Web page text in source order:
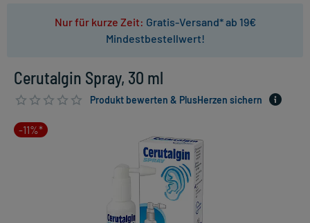
Nur für kurze Zeit: Gratis-Versand* ab 19€
Mindestbestellwert!
Cerutalgin Spray, 30 ml
Produkt bewerten & PlusHerzen sichern
-11%*